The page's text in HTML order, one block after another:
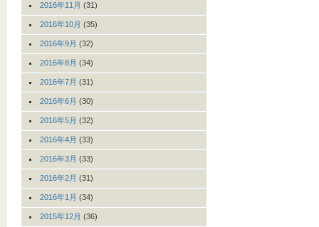
2016年11月 (31)
2016年10月 (35)
2016年9月 (32)
2016年8月 (34)
2016年7月 (31)
2016年6月 (30)
2016年5月 (32)
2016年4月 (33)
2016年3月 (33)
2016年2月 (31)
2016年1月 (34)
2015年12月 (36)